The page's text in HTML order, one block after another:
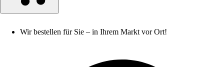
Wir bestellen für Sie – in Ihrem Markt vor Ort!